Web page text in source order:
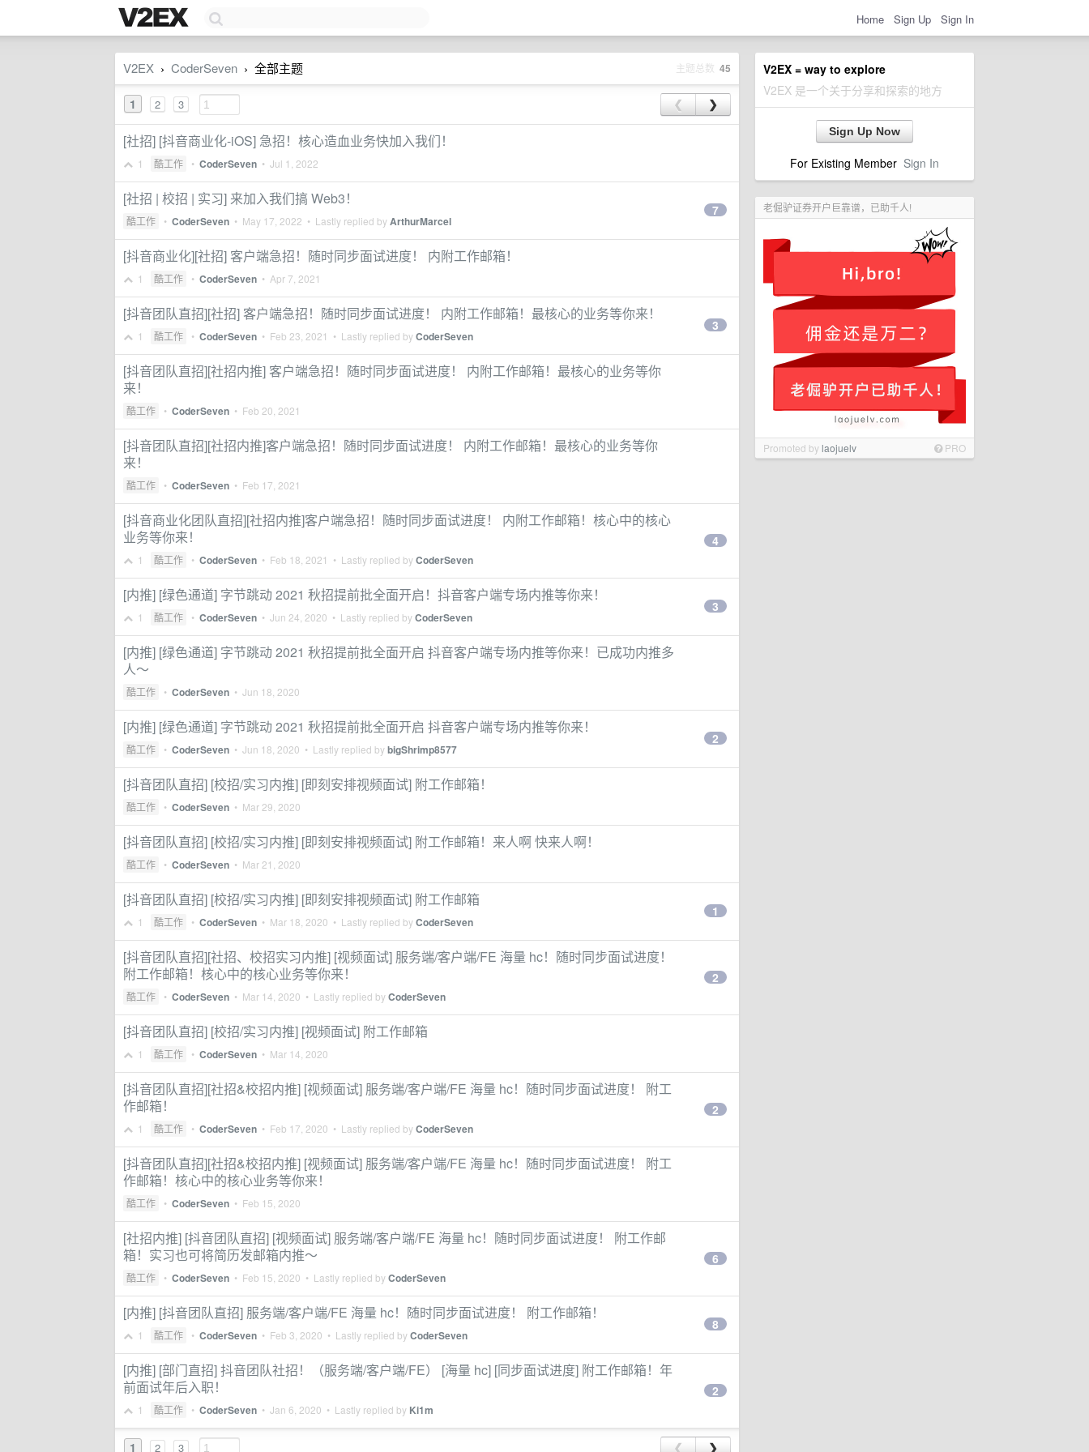
Home Sign Up Sign In
V2EX = way to explore
V2EX 是一个关于分享和探索的地方
Sign Up Now
For Existing Member Sign In
老倔驴证券开户巨靠谱，已助千人!
Promoted bylaojuelv PRO
V2EX › CoderSeven › 全部主题 主题总数 45
1 2 3 ❮ ❯
[社招] [抖音商业化-iOS] 急招！核心造血业务快加入我们！
1 酷工作 • CoderSeven • Jul 1, 2022
[社招 | 校招 | 实习] 来加入我们搞 Web3！
酷工作 • CoderSeven • May 17, 2022 • Lastly replied byArthurMarcel
7
[抖音商业化][社招] 客户端急招！随时同步面试进度！ 内附工作邮箱！
1 酷工作 • CoderSeven • Apr 7, 2021
[抖音团队直招][社招] 客户端急招！随时同步面试进度！ 内附工作邮箱！最核心的业务等你来！
1 酷工作 • CoderSeven • Feb 23, 2021 • Lastly replied byCoderSeven
3
[抖音团队直招][社招内推] 客户端急招！随时同步面试进度！ 内附工作邮箱！最核心的业务等你
来！
酷工作 • CoderSeven • Feb 20, 2021
[抖音团队直招][社招内推]客户端急招！随时同步面试进度！ 内附工作邮箱！最核心的业务等你
来！
酷工作 • CoderSeven • Feb 17, 2021
[抖音商业化团队直招][社招内推]客户端急招！随时同步面试进度！ 内附工作邮箱！核心中的核心
业务等你来！
1 酷工作 • CoderSeven • Feb 18, 2021 • Lastly replied byCoderSeven
4
[内推] [绿色通道] 字节跳动 2021 秋招提前批全面开启！抖音客户端专场内推等你来！
1 酷工作 • CoderSeven • Jun 24, 2020 • Lastly replied byCoderSeven
3
[内推] [绿色通道] 字节跳动 2021 秋招提前批全面开启 抖音客户端专场内推等你来！已成功内推多
人～
酷工作 • CoderSeven • Jun 18, 2020
[内推] [绿色通道] 字节跳动 2021 秋招提前批全面开启 抖音客户端专场内推等你来！
酷工作 • CoderSeven • Jun 18, 2020 • Lastly replied bybigShrimp8577
2
[抖音团队直招] [校招/实习内推] [即刻安排视频面试] 附工作邮箱！
酷工作 • CoderSeven • Mar 29, 2020
[抖音团队直招] [校招/实习内推] [即刻安排视频面试] 附工作邮箱！来人啊 快来人啊！
酷工作 • CoderSeven • Mar 21, 2020
[抖音团队直招] [校招/实习内推] [即刻安排视频面试] 附工作邮箱
1 酷工作 • CoderSeven • Mar 18, 2020 • Lastly replied byCoderSeven
1
[抖音团队直招][社招、校招实习内推] [视频面试] 服务端/客户端/FE 海量 hc！随时同步面试进度！
附工作邮箱！核心中的核心业务等你来！
酷工作 • CoderSeven • Mar 14, 2020 • Lastly replied byCoderSeven
2
[抖音团队直招] [校招/实习内推] [视频面试] 附工作邮箱
1 酷工作 • CoderSeven • Mar 14, 2020
[抖音团队直招][社招&校招内推] [视频面试] 服务端/客户端/FE 海量 hc！随时同步面试进度！ 附工
作邮箱！
1 酷工作 • CoderSeven • Feb 17, 2020 • Lastly replied byCoderSeven
2
[抖音团队直招][社招&校招内推] [视频面试] 服务端/客户端/FE 海量 hc！随时同步面试进度！ 附工
作邮箱！核心中的核心业务等你来！
酷工作 • CoderSeven • Feb 15, 2020
[社招内推] [抖音团队直招] [视频面试] 服务端/客户端/FE 海量 hc！随时同步面试进度！ 附工作邮
箱！实习也可将简历发邮箱内推～
酷工作 • CoderSeven • Feb 15, 2020 • Lastly replied byCoderSeven
6
[内推] [抖音团队直招] 服务端/客户端/FE 海量 hc！随时同步面试进度！ 附工作邮箱！
1 酷工作 • CoderSeven • Feb 3, 2020 • Lastly replied byCoderSeven
8
[内推] [部门直招] 抖音团队社招！（服务端/客户端/FE） [海量 hc] [同步面试进度] 附工作邮箱！年
前面试年后入职！
1 酷工作 • CoderSeven • Jan 6, 2020 • Lastly replied by Ki1m
2
1 2 3 ❮ ❯